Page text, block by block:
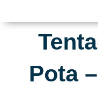
content
Pota